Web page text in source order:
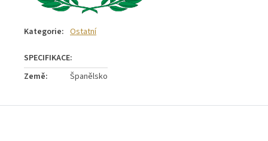
Kategorie: Ostatní
Země: Španělsko